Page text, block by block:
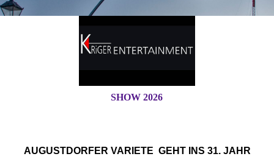
SHOW 2026
AUGUSTDORFER VARIETE GEHT INS 31. JAHR